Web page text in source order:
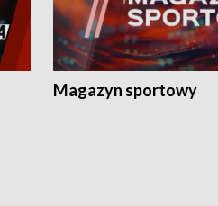
Magazyn sportowy